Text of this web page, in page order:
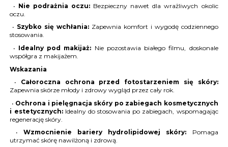
• Nie podrażnia oczu:Bezpieczny nawet dla wrażliwych okolic
oczu.
• Szybko się wchłania: Zapewnia komfort i wygodę codziennego
stosowania.
• Idealny pod makijaż: Nie pozostawia białego filmu, doskonale
współgra z makijażem.
Wskazania
•
Całoroczna ochrona przed fotostarzeniem się skóry:
Zapewnia skórze młody i zdrowy wygląd przez cały rok.
• Ochrona i pielęgnacja skóry po zabiegach kosmetycznych
i estetycznych:Idealny do stosowania po zabiegach, wspomagając
regenerację skóry.
•
Wzmocnienie bariery hydrolipidowej skóry: Pomaga
utrzymać skórę nawilżoną i zdrową.